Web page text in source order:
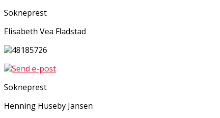
Sokneprest
Elisabeth Vea Fladstad
48185726
Send e-post
Sokneprest
Henning Huseby Jansen